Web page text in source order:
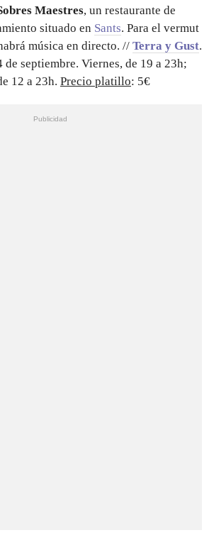
Maestres, un restaurante de
situado en Sants. Para el vermut
música en directo. // Terra y Gust.
septiembre. Viernes, de 19 a 23h;
12 a 23h. Precio platillo: 5€